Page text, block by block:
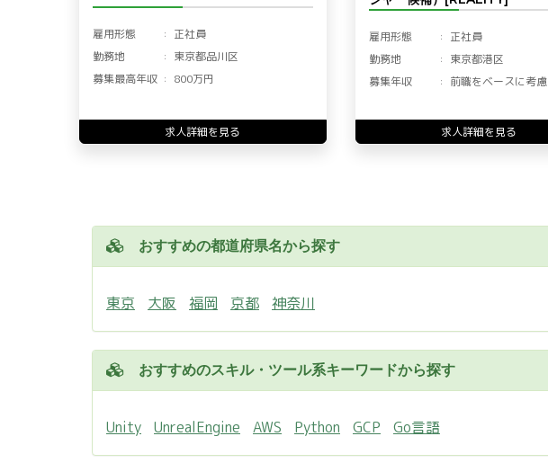
雇用形態
正社員
勤務地
東京都品川区
募集最高年収
800万円
求人詳細を見る
雇用形態
正社員
勤務地
東京都港区
募集年収
前職をベースに考慮
求人詳細を見る
おすすめの都道府県名から探す
東京 大阪 福岡 京都 神奈川
おすすめのスキル・ツール系キーワードから探す
Unity UnrealEngine AWS Python GCP Go言語